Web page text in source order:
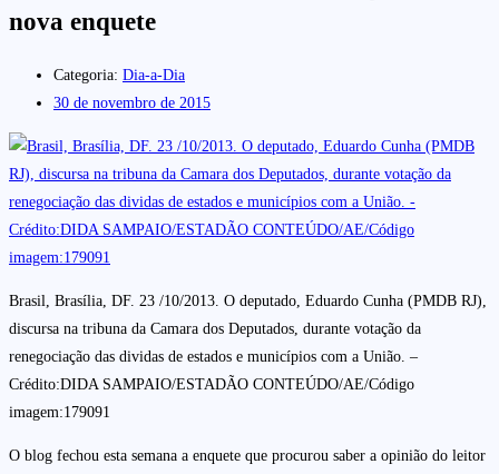
nova enquete
Categoria: Dia-a-Dia
30 de novembro de 2015
Brasil, Brasília, DF. 23 /10/2013. O deputado, Eduardo Cunha (PMDB RJ),
discursa na tribuna da Camara dos Deputados, durante votação da
renegociação das dividas de estados e municípios com a União. –
Crédito:DIDA SAMPAIO/ESTADÃO CONTEÚDO/AE/Código
imagem:179091
O blog fechou esta semana a enquete que procurou saber a opinião do leitor